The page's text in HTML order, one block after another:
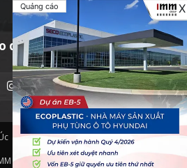
Quảng cáo X
dõi chúng tôi
Quốc Tịch Châu Âu
Group | Thiết kế website bởiIMM BDA.